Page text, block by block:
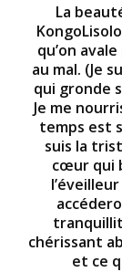
La
qu’on
au mal. (Je
qui gronde
Je me
temps est
suis la
cœur qui
chérissant
et ce